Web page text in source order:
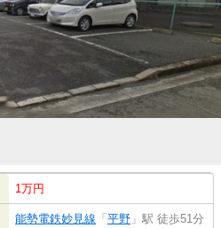
1万円
能勢電鉄妙見線 「 平野 」駅 徒歩51分